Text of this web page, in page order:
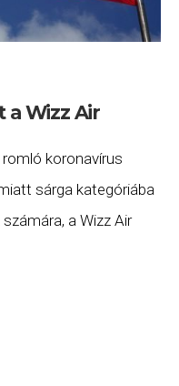
a Wizz Air
koronavírus
sárga kategóriába
a Wizz Air